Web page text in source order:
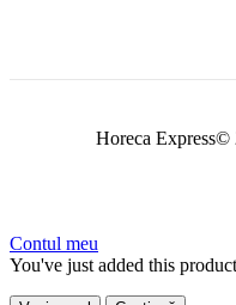
Horeca Express©
Contul meu
You've just added this